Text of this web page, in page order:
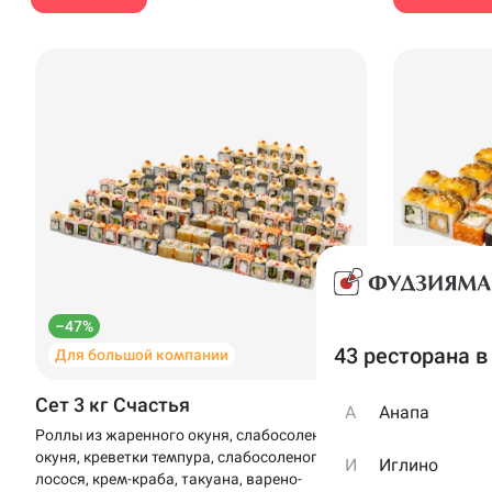
–47%
Для большой компании
Сет 3 кг Счастья
Роллы из жаренного окуня, слабосоленого
окуня, креветки темпура, слабосоленого
лосося, крем-краба, такуана, варено-
Лосось и
Амма-
креветки,
43 ресторана
А Анапа
И Иглино
Способ получения
Доставка
стоимость доставки